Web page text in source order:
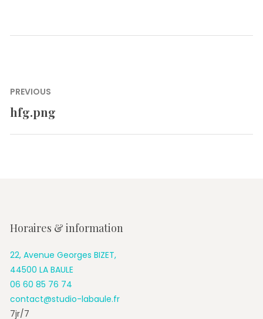
Navigation
de
PREVIOUS
Previous
hfg.png
Horaires & information
22, Avenue Georges BIZET,
44500 LA BAULE
06 60 85 76 74
contact@studio-labaule.fr
7jr/7